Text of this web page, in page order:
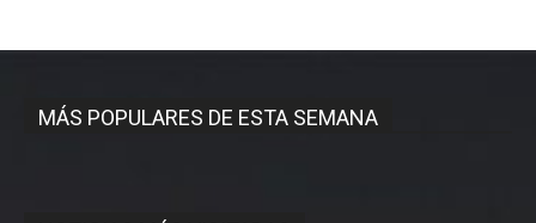
MÁS POPULARES DE ESTA SEMANA